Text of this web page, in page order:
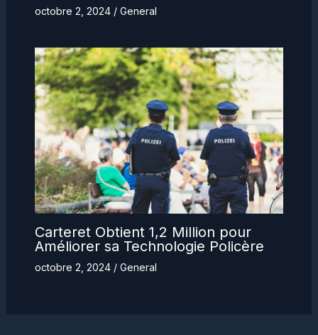
octobre 2, 2024 / General
Carteret Obtient 1,2 Million pour
Améliorer sa Technologie Policère
octobre 2, 2024 / General